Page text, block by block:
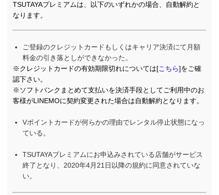
TSUTAYAプレミアムは、以下のいずれかの場合、自動解約と
なります。
ご登録のクレジットカードもしくはキャリア決済にて月額
料金の引き落としができなかった。
※クレジットカードの有効期限切れについては[こちら]をご確
認下さい。
※ソフトバンクまとめて支払いを決済手段としてご利用中のお
客様がLINEMOに契約変更された場合は自動解約となります。
Vポイントカードが何らかの理由でレンタル停止状態になっ
ている。
TSUTAYAプレミアムにお申込みされている店舗がサービス
終了となり、2020年4月21日以降の規約に同意されていな
い。